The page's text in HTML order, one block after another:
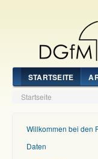
STARTSEITE
Startseite
Willkommen bei den
Daten